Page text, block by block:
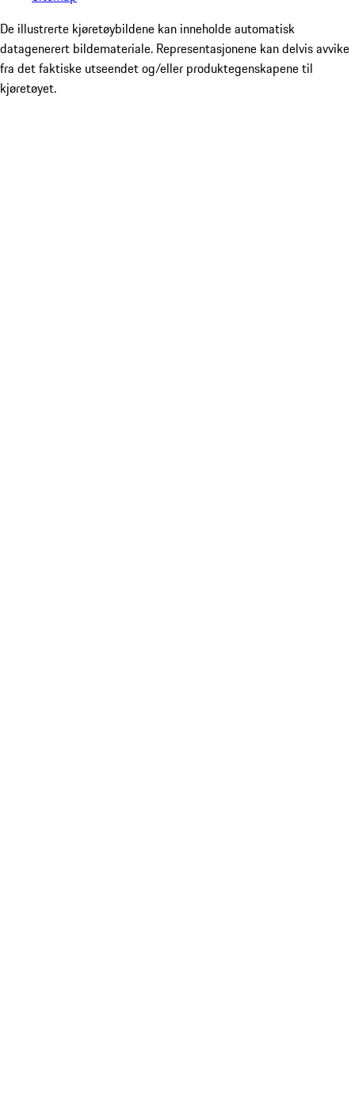
De illustrerte kjøretøybildene kan inneholde automatisk
datagenerert bildemateriale. Representasjonene kan delvis avvike
fra det faktiske utseendet og/eller produktegenskapene til
kjøretøyet.